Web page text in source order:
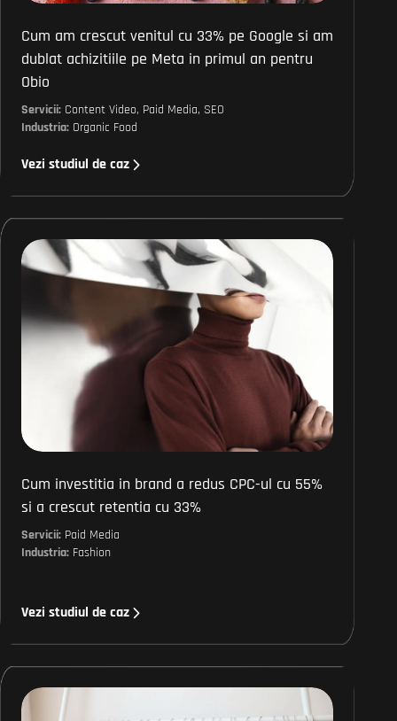
Cum am crescut venitul cu 33% pe Google si am
dublat achizitiile pe Meta in primul an pentru
Obio
Servicii: Content Video, Paid Media, SEO
Industria: Organic Food
Vezi studiul de caz
Cum investitia in brand a redus CPC-ul cu 55%
si a crescut retentia cu 33%
Servicii: Paid Media
Industria: Fashion
Vezi studiul de caz